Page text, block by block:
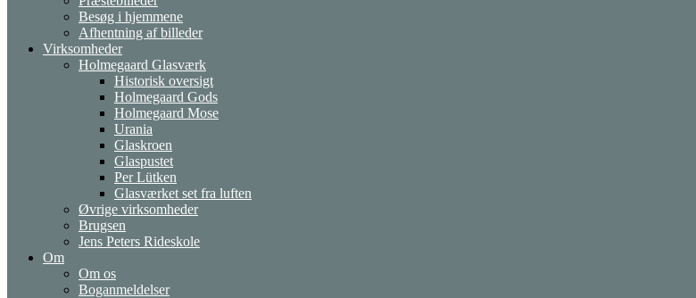
Besøg i hjemmene
Afhentning af billeder
Virksomheder
Holmegaard Glasværk
Historisk oversigt
Holmegaard Gods
Holmegaard Mose
Urania
Glaskroen
Glaspustet
Per Lütken
Glasværket set fra luften
Øvrige virksomheder
Brugsen
Jens Peters Rideskole
Om
Om os
Boganmeldelser